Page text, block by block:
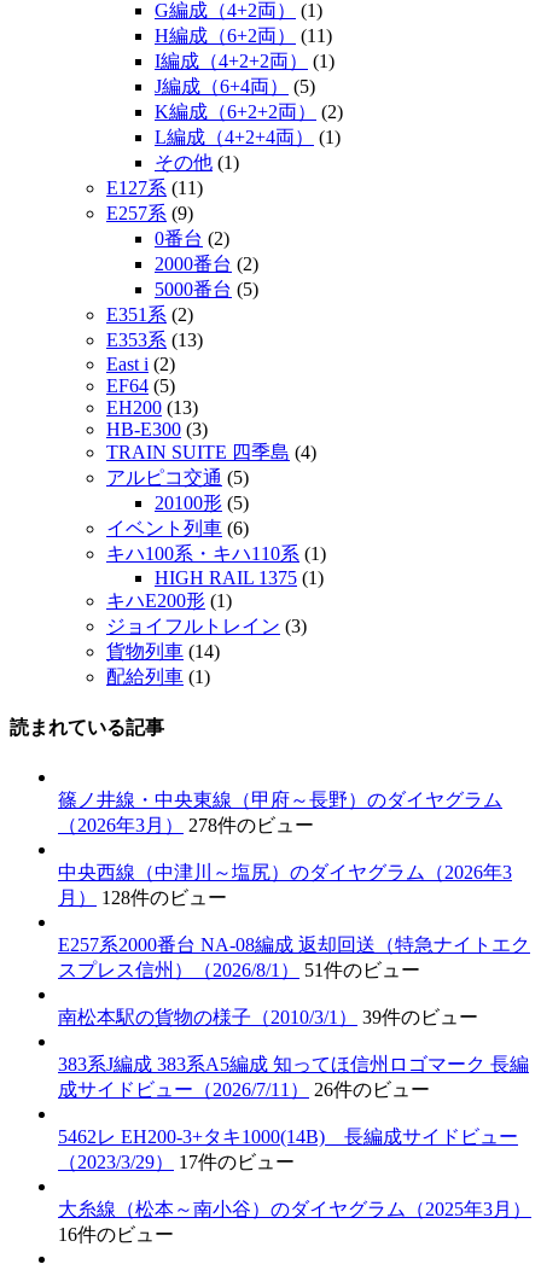
G編成（4+2両）
(1)
H編成（6+2両）
(11)
I編成（4+2+2両）
(1)
J編成（6+4両）
(5)
K編成（6+2+2両）
(2)
L編成（4+2+4両）
(1)
その他 (1)
E127系 (11)
E257系 (9)
0番台 (2)
2000番台 (2)
5000番台 (5)
E351系 (2)
E353系 (13)
East i (2)
EF64 (5)
EH200 (13)
HB-E300 (3)
TRAIN SUITE 四季島 (4)
アルピコ交通 (5)
20100形 (5)
イベント列車 (6)
キハ100系・キハ110系 (1)
HIGH RAIL 1375 (1)
キハE200形 (1)
ジョイフルトレイン (3)
貨物列車 (14)
配給列車 (1)
読まれている記事
篠ノ井線・中央東線（甲府～長野）のダイヤグラム
（2026年3月）
278件のビュー
中央西線（中津川～塩尻）のダイヤグラム（2026年3
月）
128件のビュー
E257系2000番台 NA-08編成 返却回送（特急ナイトエク
スプレス信州）（2026/8/1）
51件のビュー
南松本駅の貨物の様子（2010/3/1） 39件のビュー
383系J編成 383系A5編成 知ってほ信州ロゴマーク 長編
成サイドビュー（2026/7/11）
26件のビュー
5462レ EH200-3+タキ1000(14B) 長編成サイドビュー
（2023/3/29）
17件のビュー
大糸線（松本～南小谷）のダイヤグラム（2025年3月）
16件のビュー